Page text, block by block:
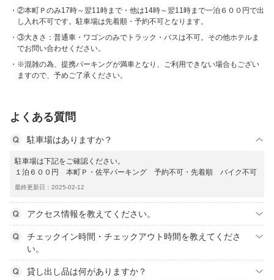
②本町Ｐのみ17時～翌11時まで・他は14時～翌11時まで一泊６００円で出
し入れ不可です。駐車場は先着順・予約不可となります。
③大きさ：普通車・ワゴンのみでトラック・バスは不可。その他ホテルま
でお問い合わせください。
※混雑の為、提携パーキングが満車となり、ご利用できない場合もござい
ますので、予めご了承ください。
よくある質問
駐車場はありますか？
駐車場は下記をご確認ください。
１泊６００円 本町Ｐ・佐平パーキング 予約不可・先着順 バイク不可
最終更新日：2025-02-12
アクセス情報を教えてください。
チェックイン時間・チェックアウト時間を教えてくださ
い。
貸し出し品は何がありますか？